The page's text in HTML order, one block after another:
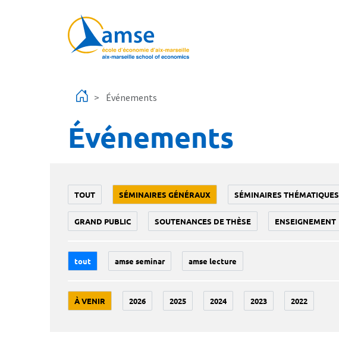
Événements
Événements
TOUT SÉMINAIRES GÉNÉRAUX SÉMINAIRES THÉMATIQUES
GRAND PUBLIC SOUTENANCES DE THÈSE ENSEIGNEMENT
tout amse seminar amse lecture
À VENIR 2026 2025 2024 2023 2022